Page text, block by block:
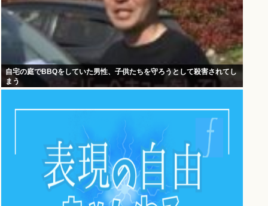
自宅の庭でBBQをしていた男性、子供たちを守ろうとして殺害されてし
まう